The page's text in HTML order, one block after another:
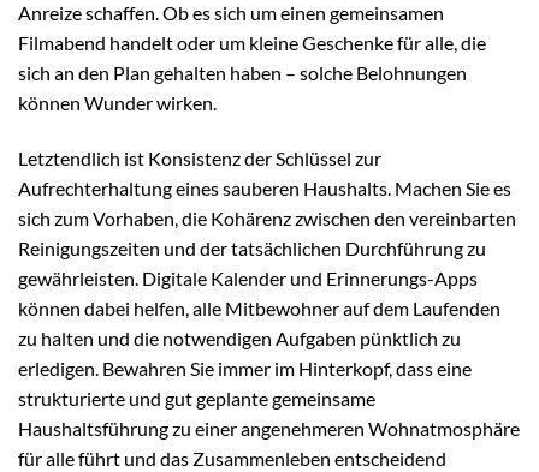
Anreize schaffen. Ob es sich um einen gemeinsamen
Filmabend handelt oder um kleine Geschenke für alle, die
sich an den Plan gehalten haben – solche Belohnungen
können Wunder wirken.
Letztendlich ist Konsistenz der Schlüssel zur
Aufrechterhaltung eines sauberen Haushalts. Machen Sie es
sich zum Vorhaben, die Kohärenz zwischen den vereinbarten
Reinigungszeiten und der tatsächlichen Durchführung zu
gewährleisten. Digitale Kalender und Erinnerungs-Apps
können dabei helfen, alle Mitbewohner auf dem Laufenden
zu halten und die notwendigen Aufgaben pünktlich zu
erledigen. Bewahren Sie immer im Hinterkopf, dass eine
strukturierte und gut geplante gemeinsame
Haushaltsführung zu einer angenehmeren Wohnatmosphäre
für alle führt und das Zusammenleben entscheidend